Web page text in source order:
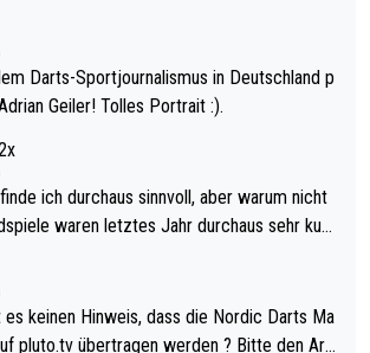
Darts-Sportjournalismus in Deutschland p
Geiler! Tolles Portrait :).
ich durchaus sinnvoll, aber warum nicht
1 der Welt eh qualifi
die automatische Qualifikation des Weltmei
J
pluto.tv übertragen werden ? Bitte den Arti